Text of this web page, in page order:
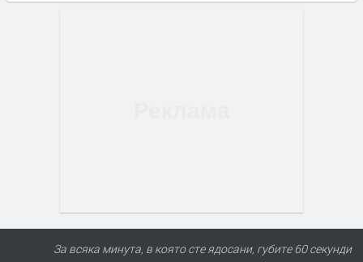
За всяка минута, в която сте ядосани, губите 60 секунди